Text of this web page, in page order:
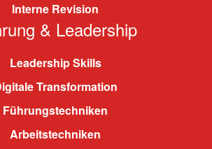
Interne Revision
& Leadership
Leadership Skills
Transformation
Führungstechniken
Arbeitstechniken